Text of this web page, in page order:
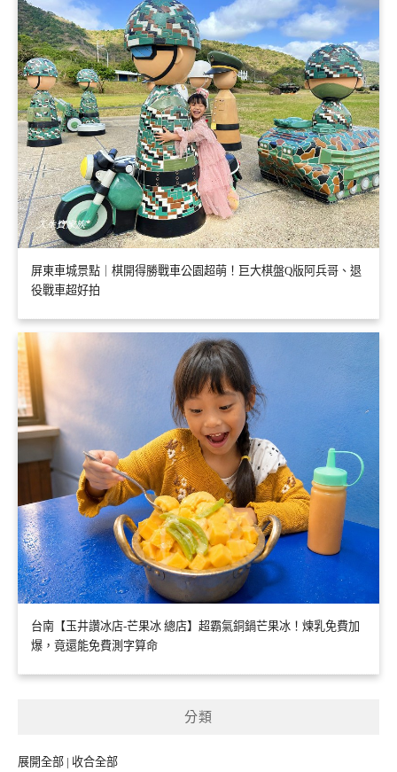
屏東車城景點｜棋開得勝戰車公園超萌！巨大棋盤Q版阿兵哥、退
役戰車超好拍
台南【玉井讚冰店-芒果冰 總店】超霸氣銅鍋芒果冰！煉乳免費加
爆，竟還能免費測字算命
分類
展開全部 | 收合全部